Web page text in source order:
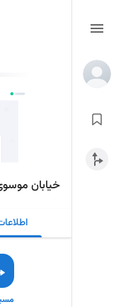
خیابان